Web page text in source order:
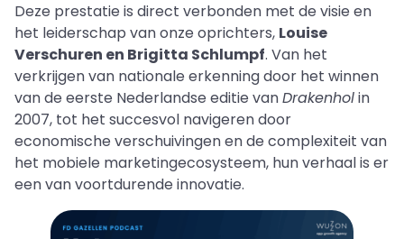
Deze prestatie is direct verbonden met de visie en
het leiderschap van onze oprichters, Louise
Verschuren en Brigitta Schlumpf. Van het
verkrijgen van nationale erkenning door het winnen
van de eerste Nederlandse editie vanDrakenholin
2007, tot het succesvol navigeren door
economische verschuivingen en de complexiteit van
het mobiele marketingecosysteem, hun verhaal is er
een van voortdurende innovatie.